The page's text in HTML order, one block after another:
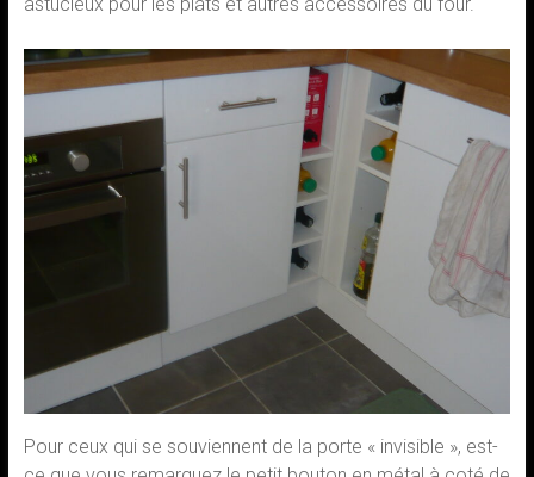
Pour ceux qui se souviennent de la porte « invisible », est-